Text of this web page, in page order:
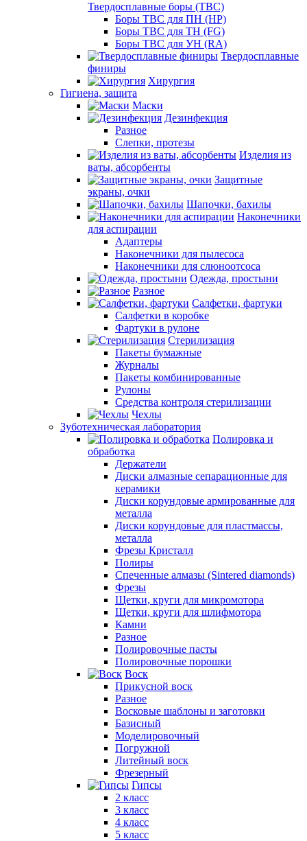
Твердосплавные боры (ТВС)
Боры ТВС для ПН (HP)
Боры ТВС для ТН (FG)
Боры ТВС для УН (RA)
Твердосплавные
финиры
Хирургия
Гигиена, защита
Маски
Дезинфекция
Разное
Слепки, протезы
Изделия из
ваты, абсорбенты
Защитные
экраны, очки
Шапочки, бахилы
Наконечники
для аспирации
Адаптеры
Наконечники для пылесоса
Наконечники для слюноотсоса
Одежда, простыни
Разное
Салфетки, фартуки
Салфетки в коробке
Фартуки в рулоне
Стерилизация
Пакеты бумажные
Журналы
Пакеты комбинированные
Рулоны
Средства контроля стерилизации
Чехлы
Зуботехническая лаборатория
Полировка и
обработка
Держатели
Диски алмазные сепарационные для
керамики
Диски корундовые армированные для
металла
Диски корундовые для пластмассы,
металла
Фрезы Кристалл
Полиры
Спеченные алмазы (Sintered diamonds)
Фрезы
Щетки, круги для микромотора
Щетки, круги для шлифмотора
Камни
Разное
Полировочные пасты
Полировочные порошки
Воск
Прикусной воск
Разное
Восковые шаблоны и заготовки
Базисный
Моделировочный
Погружной
Литейный воск
Фрезерный
Гипсы
2 класс
3 класс
4 класс
5 класс